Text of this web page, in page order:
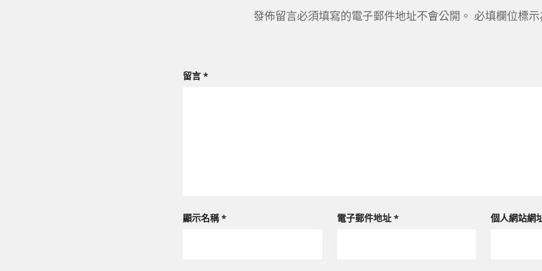
發佈留言必須填寫的電子郵件地址不會公開。 必填欄位標示
留言 *
顯示名稱* 電子郵件地址 * 個人網站網